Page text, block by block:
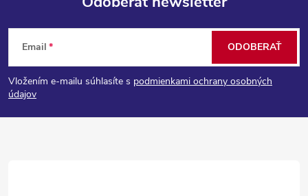
Z
á
p
Email
Vložením e-mailu súhlasíte s podmienkami ochrany osobných
údajov
ODOBERAŤ